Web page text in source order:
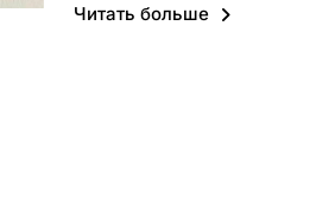
Читать больше